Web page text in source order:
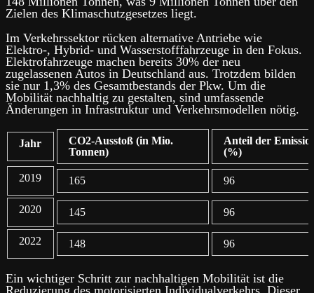
Zielen des Klimaschutzgesetzes liegt.
Im Verkehrssektor rücken alternative Antriebe wie
Elektro-, Hybrid- und Wasserstofffahrzeuge in den Fokus.
Elektrofahrzeuge machen bereits 30% der neu
zugelassenen Autos in Deutschland aus. Trotzdem bilden
sie nur 1,3% des Gesamtbestands der Pkw. Um die
Mobilität nachhaltig zu gestalten, sind umfassende
Änderungen in Infrastruktur und Verkehrsmodellen nötig.
Jahr
CO2-Ausstoß (in Mio.
Tonnen)
Anteil der
(%)
2019 165 96
2020 145 96
2022 148 96
Ein wichtiger Schritt zur nachhaltigen Mobilität ist die
Reduzierung des motorisierten Individualverkehrs. Dieser